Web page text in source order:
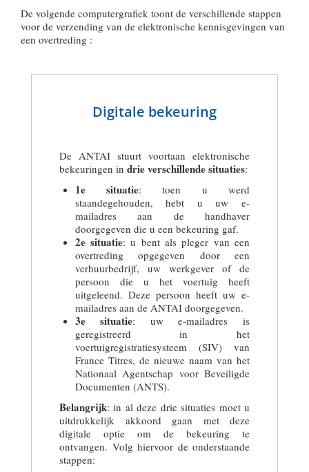
De volgende computergrafiek toont de verschillende stappen
voor de verzending van de elektronische kennisgevingen van
een overtreding :
Digitale bekeuring
De ANTAI stuurt voortaan elektronische
bekeuringen in drie verschillende situaties:
1e situatie: toen u werd
staandegehouden, hebt u uw e-
mailadres aan de handhaver
doorgegeven die u een bekeuring gaf.
2e situatie: u bent als pleger van een
overtreding opgegeven door een
verhuurbedrijf, uw werkgever of de
persoon die u het voertuig heeft
uitgeleend. Deze persoon heeft uw e-
mailadres aan de ANTAI doorgegeven.
3e situatie: uw e-mailadres is
geregistreerd in het
voertuigregistratiesysteem (SIV) van
France Titres, de nieuwe naam van het
Nationaal Agentschap voor Beveiligde
Documenten (ANTS).
Belangrijk: in al deze drie situaties moet u
uitdrukkelijk akkoord gaan met deze
digitale optie om de bekeuring te
ontvangen. Volg hiervoor de onderstaande
stappen: